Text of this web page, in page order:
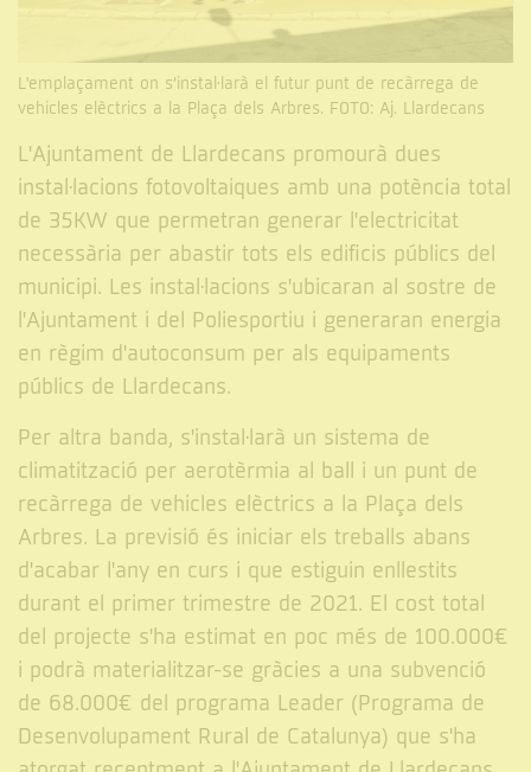
L'emplaçament on s’instal·larà el futur punt de recàrrega de
vehicles elèctrics a la Plaça dels Arbres. FOTO: Aj. Llardecans
L'Ajuntament de Llardecans promourà dues
instal·lacions fotovoltaiques amb una potència total
de 35KW que permetran generar l'electricitat
necessària per abastir tots els edificis públics del
municipi. Les instal·lacions s'ubicaran al sostre de
l'Ajuntament i del Poliesportiu i generaran energia
en règim d'autoconsum per als equipaments
públics de Llardecans.
Per altra banda, s'instal·larà un sistema de
climatització per aerotèrmia al ball i un punt de
recàrrega de vehicles elèctrics a la Plaça dels
Arbres. La previsió és iniciar els treballs abans
d'acabar l'any en curs i que estiguin enllestits
durant el primer trimestre de 2021. El cost total
del projecte s'ha estimat en poc més de 100.000€
i podrà materialitzar-se gràcies a una subvenció
de 68.000€ del programa Leader (Programa de
Desenvolupament Rural de Catalunya) que s'ha